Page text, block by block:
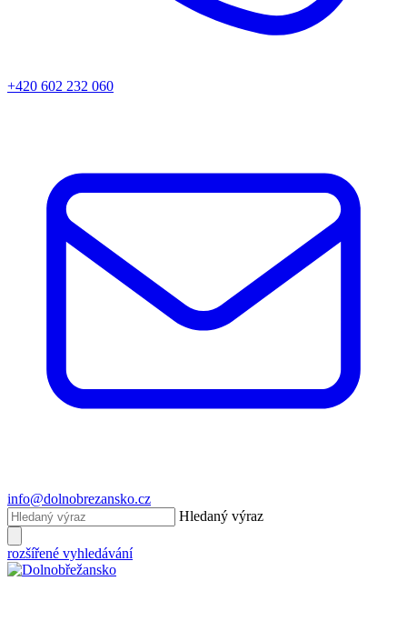
+420 602 232 060
info@dolnobrezansko.cz
Hledaný výraz
rozšířené vyhledávání